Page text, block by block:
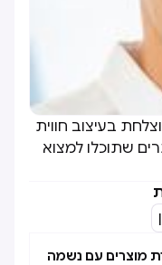
בעיצוב חווית
הכין רשימה של 5 אתרים שתוכלו למצוא
מוצרים עם נשמה